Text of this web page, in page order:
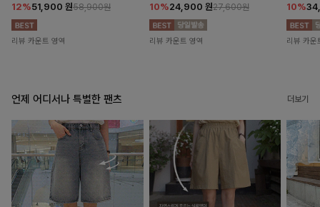
12%51,900 원58,900원
리뷰 카운트 영역
10%24,900 원27,600원
리뷰 카운트 영역
10%
리뷰 카운
언제 어디서나 특별한 팬츠 더보기